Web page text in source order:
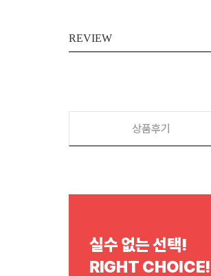
REVIEW
상품후기
실수 없는 선택!
RIGHT CHOICE!